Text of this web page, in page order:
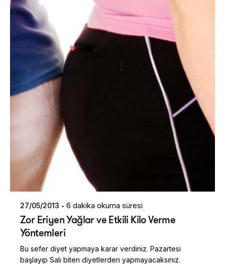
Dilara Koçak
27/05/2013 6 dakika okuma süresi
Zor Eriyen Yağlar ve Etkili Kilo Verme
Yöntemleri
Bu sefer diyet yapmaya karar verdiniz. Pazartesi
başlayıp Salı biten diyetlerden yapmayacaksınız.